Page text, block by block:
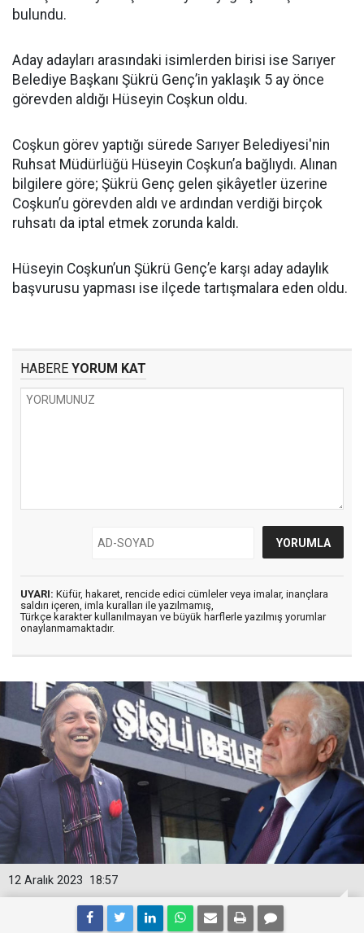
bulundu.
Aday adayları arasındaki isimlerden birisi ise Sarıyer
Belediye Başkanı Şükrü Genç’in yaklaşık 5 ay önce
görevden aldığı Hüseyin Coşkun oldu.
Coşkun görev yaptığı sürede Sarıyer Belediyesi'nin
Ruhsat Müdürlüğü Hüseyin Coşkun’a bağlıydı. Alınan
bilgilere göre; Şükrü Genç gelen şikâyetler üzerine
Coşkun’u görevden aldı ve ardından verdiği birçok
ruhsatı da iptal etmek zorunda kaldı.
Hüseyin Coşkun’un Şükrü Genç’e karşı aday adaylık
başvurusu yapması ise ilçede tartışmalara eden oldu.
HABERE YORUM KAT
UYARI: Küfür, hakaret, rencide edici cümleler veya imalar, inançlara
saldırı içeren, imla kuralları ile yazılmamış,
Türkçe karakter kullanılmayan ve büyük harflerle yazılmış yorumlar
onaylanmamaktadır.
18:57
12 Aralık 2023